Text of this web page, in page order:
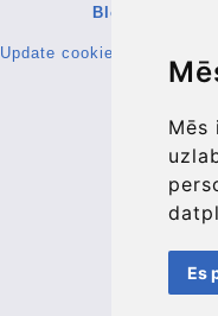
Mēs
Es
Blog
Update cookies preferences